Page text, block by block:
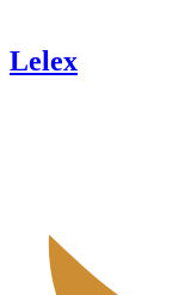
Lelex